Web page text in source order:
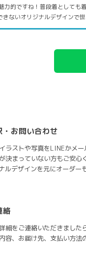
的ですね！普段着として
ないオリジナルデザインで
お問い合わせ
ラストや写真をLINEかメー
決まっていない方もご安心
ルデザインを元にオーダー
絡
細をご連絡いただきました
容、お届け先、支払い方法